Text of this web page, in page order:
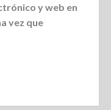
y web en
vez que